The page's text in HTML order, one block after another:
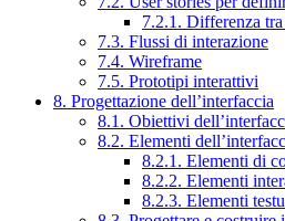
7.2.1. Differenza tra
7.3. Flussi di interazione
7.4. Wireframe
7.5. Prototipi interattivi
8. Progettazione dell’interfaccia
8.1. Obiettivi
8.2. Elementi
8.2.1. Elementi di
8.2.2. Elementi
8.2.3. Elementi